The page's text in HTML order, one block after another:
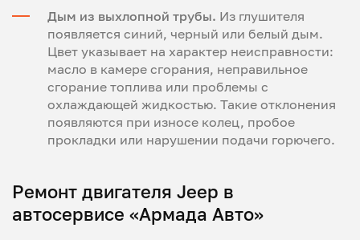
Дым из выхлопной трубы. Из глушителя
появляется синий, черный или белый дым.
Цвет указывает на характер неисправности:
масло в камере сгорания, неправильное
сгорание топлива или проблемы с
охлаждающей жидкостью. Такие отклонения
появляются при износе колец, пробое
прокладки или нарушении подачи горючего.
Ремонт двигателя Jeep в
автосервисе «Армада Авто»